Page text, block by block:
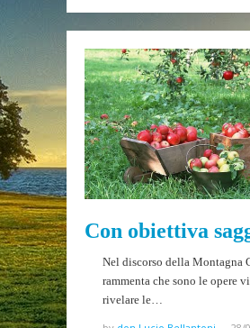
Con obiettiva
Nel discorso della Montagna
rammenta che sono le opere
rivelare le…